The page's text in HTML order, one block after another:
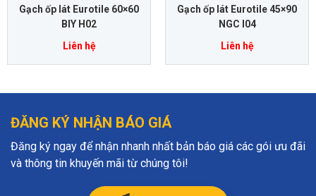
Gạch ốp lát Eurotile 60×60
BIY H02
Liên hệ
Gạch ốp lát Eurotile 45×90
NGC I04
Liên hệ
ĐĂNG KÝ NHẬN BÁO GIÁ
Đăng ký ngay để nhận nhanh nhất bản báo giá các gói ưu đãi
và thông tin khuyến mãi từ chúng tôi!